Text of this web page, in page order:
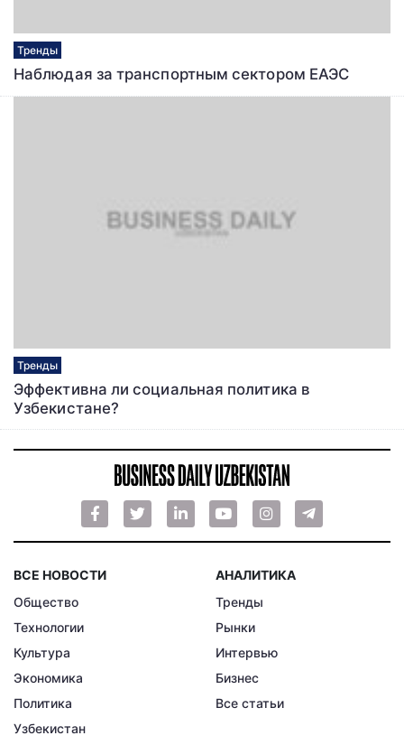
Тренды
Наблюдая за транспортным сектором ЕАЭС
Тренды
Эффективна ли социальная политика в
Узбекистане?
ВСЕ НОВОСТИ
Общество
Технологии
Культура
Экономика
Политика
Узбекистан
АНАЛИТИКА
Тренды
Рынки
Интервью
Бизнес
Все статьи